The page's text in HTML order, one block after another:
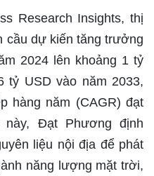
Research Insights, thị
cầu dự kiến tăng trưởng
2024 lên khoảng 1 tỷ
tỷ USD vào năm 2033,
hàng năm (CAGR) đạt
Đạt Phương định
liệu nội địa để phát
năng lượng mặt trời,